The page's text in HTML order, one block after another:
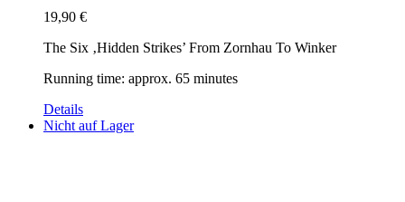
19,90 €
The Six ‚Hidden Strikes’ From Zornhau To Winker
Running time: approx. 65 minutes
Details
Nicht auf Lager